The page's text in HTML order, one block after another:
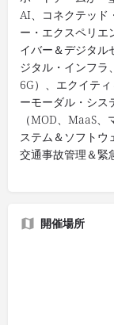
AI、コネクテッド
ー・エクスペリエ
イバー＆デジタル
ジタル・インフラ
6G）、エクイテ
ーモーダル・シス
（MOD、MaaS
ステム＆ソフトウ
交通事故管理＆緊
開催場所